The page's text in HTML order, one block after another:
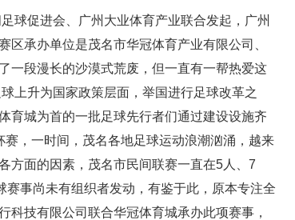
球促进会、广州大业体育产业联合发起，广州
承办单位是茂名市华冠体育产业有限公司、
一段漫长的沙漠式荒废，但一直有一帮热爱这
上升为国家政策层面，举国进行足球改革之
育城为首的一批足球先行者们通过建设设施齐
赛，一时间，茂名各地足球运动浪潮汹涌，越来
方面的因素，茂名市民间联赛一直在5 人、 7
赛事尚未有组织者发动，有鉴于此，原本专注全
科技有限公司联合华冠体育城承办此项赛事，